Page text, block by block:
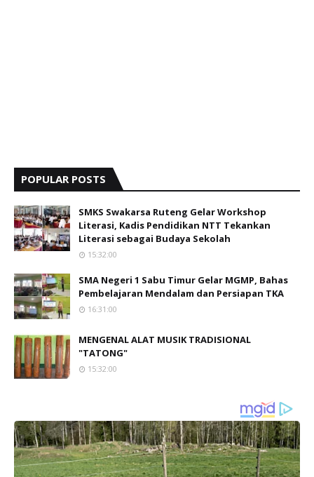
POPULAR POSTS
SMKS Swakarsa Ruteng Gelar Workshop
Literasi, Kadis Pendidikan NTT Tekankan
Literasi sebagai Budaya Sekolah
15:32:00
SMA Negeri 1 Sabu Timur Gelar MGMP, Bahas
Pembelajaran Mendalam dan Persiapan TKA
16:31:00
MENGENAL ALAT MUSIK TRADISIONAL
"TATONG"
15:32:00